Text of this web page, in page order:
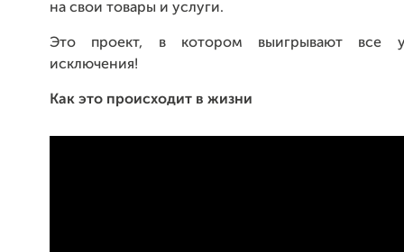
на свои товары и услуги.
Это проект, в котором выигрывают все
исключения!
Как это происходит в жизни